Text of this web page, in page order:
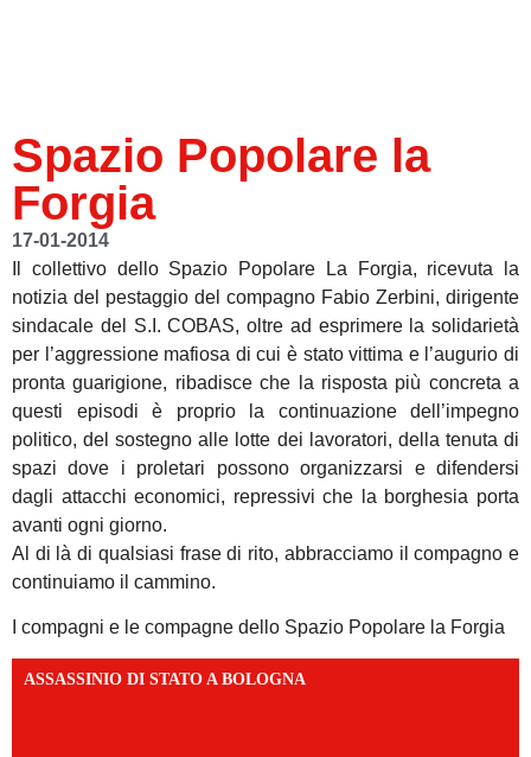
Spazio Popolare la
Forgia
17-01-2014
Il collettivo dello Spazio Popolare La Forgia, ricevuta la
notizia del pestaggio del compagno Fabio Zerbini, dirigente
sindacale del S.I. COBAS, oltre ad esprimere la solidarietà
per l’aggressione mafiosa di cui è stato vittima e l’augurio di
pronta guarigione, ribadisce che la risposta più concreta a
questi episodi è proprio la continuazione dell’impegno
politico, del sostegno alle lotte dei lavoratori, della tenuta di
spazi dove i proletari possono organizzarsi e difendersi
dagli attacchi economici, repressivi che la borghesia porta
avanti ogni giorno.
Al di là di qualsiasi frase di rito, abbracciamo il compagno e
continuiamo il cammino.
I compagni e le compagne dello Spazio Popolare la Forgia
ASSASSINIO DI STATO A BOLOGNA